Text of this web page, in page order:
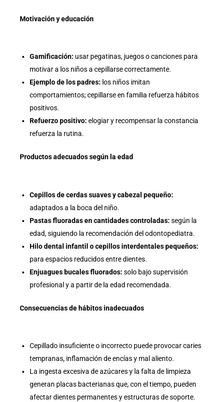
Motivación y educación
Gamificación: usar pegatinas, juegos o canciones para
motivar a los niños a cepillarse correctamente.
Ejemplo de los padres: los niños imitan
comportamientos; cepillarse en familia refuerza hábitos
positivos.
Refuerzo positivo: elogiar y recompensar la constancia
refuerza la rutina.
Productos adecuados según la edad
Cepillos de cerdas suaves y cabezal pequeño:
adaptados a la boca del niño.
Pastas fluoradas en cantidades controladas: según la
edad, siguiendo la recomendación del odontopediatra.
Hilo dental infantil o cepillos interdentales pequeños:
para espacios reducidos entre dientes.
Enjuagues bucales fluorados: solo bajo supervisión
profesional y a partir de la edad recomendada.
Consecuencias de hábitos inadecuados
Cepillado insuficiente o incorrecto puede provocar caries
tempranas, inflamación de encías y mal aliento.
La ingesta excesiva de azúcares y la falta de limpieza
generan placas bacterianas que, con el tiempo, pueden
afectar dientes permanentes y estructuras de soporte.